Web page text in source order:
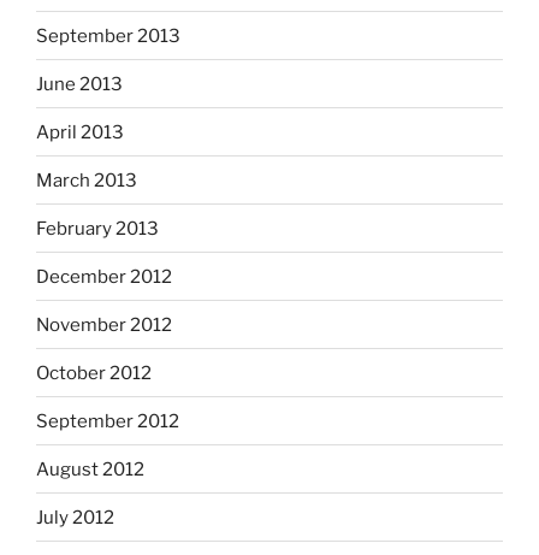
September 2013
June 2013
April 2013
March 2013
February 2013
December 2012
November 2012
October 2012
September 2012
August 2012
July 2012